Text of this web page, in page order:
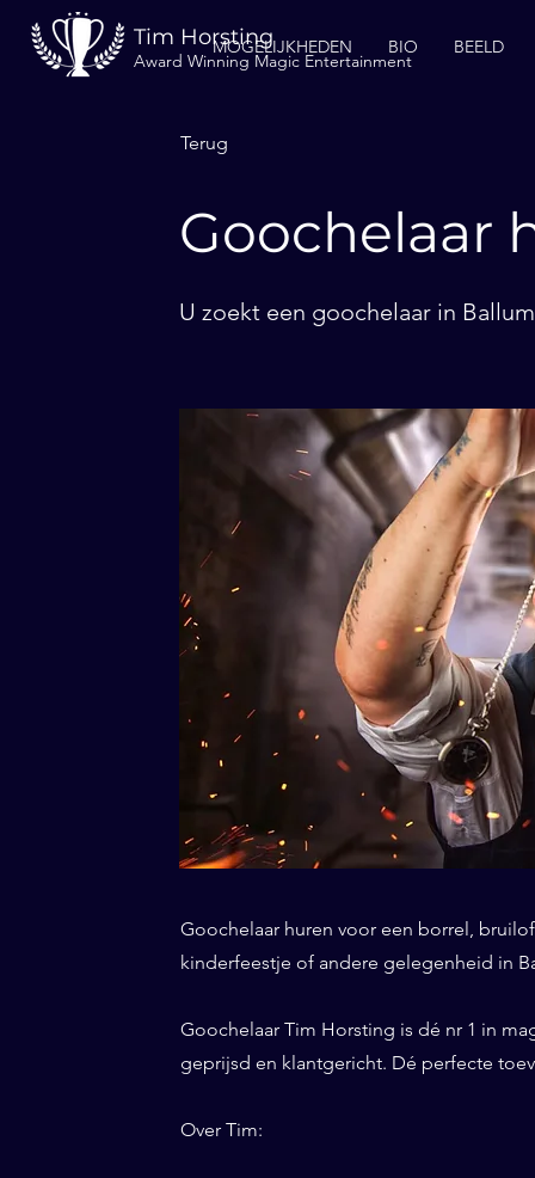
Tim Horsting
Award Winning Magic Entertainment
MOGELIJKHEDEN BIO BEELD
Terug
Goochelaar
U zoekt een goochelaar in
Goochelaar huren voor een borrel,
kinderfeestje of andere gelegenheid in
Goochelaar Tim Horsting is dé nr 1 in
geprijsd en klantgericht. Dé perfecte
Over Tim: